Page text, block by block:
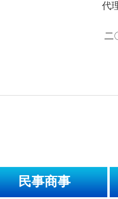
代
二
民事商事